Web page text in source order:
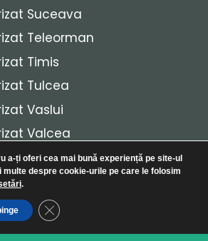
Suceava
Teleorman
Timis
Tulcea
Vaslui
Valcea
Vrancea
rezervate!
a-ți oferi cea mai bună experiență pe site-ul
multe despre cookie-urile pe care le folosim
.
Close GDPR Cookie Banner